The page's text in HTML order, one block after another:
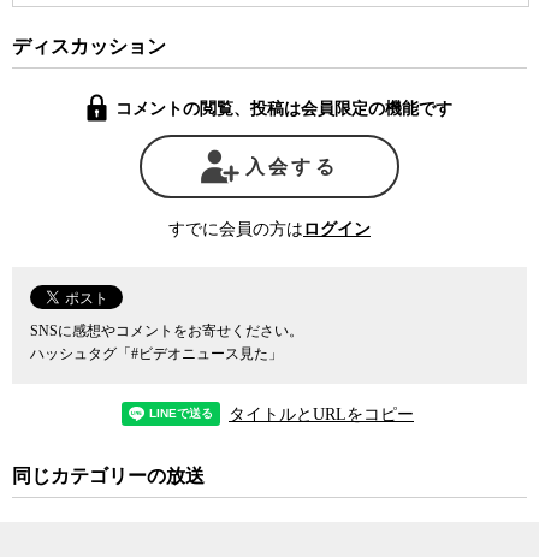
手することはなかった。 そして、安倍政権の検察支配の象徴とも言
える出来事が、「官邸の守護神」と呼ばれた元東京高検検事長の黒
川氏を検事総長に就かせるために安倍政権が強行した検察官の定年
延長問題だった。
これは検察官の定年を、従来の解釈では検察官には適用できない
とされていた国家公務員法を特例的に適用することで、黒川氏の検
事総長就任を可能にしようというもので、安倍政権が政治目的で法
律を恣意的に運用しているとの批判が沸き起こった。結局黒川氏は
の経緯などは説明されていない。
今大騒ぎになっているパーティ券収入の政治資金収支報告書への
定年延長が閣議決定される過程で政府内でどのような議論が交わさ
求めて2020年6月、情報公開訴訟を提起し、今もその裁判が大阪地裁
で進行中だ。
ディスカッション
コメントの閲覧、投稿は会員限定の機能です
入会する
すでに会員の方は ログイン
SNSに感想やコメントをお寄せください。
ハッシュタグ「#ビデオニュース見た」
タイトルとURLをコピー
同じカテゴリーの放送